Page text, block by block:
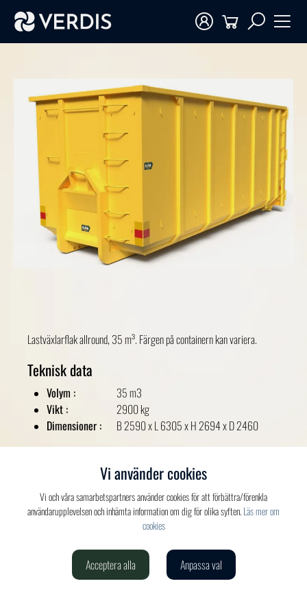
Lastväxlarflak allround, 35 m³. Färgen på containern kan variera.
Teknisk data
Volym :
35 m3
Vikt :
2900 kg
Dimensioner :
B 2590 x L 6305 x H 2694 x D 2460
020-150 520
Vi använder cookies
Vi och våra samarbetspartners använder cookies för att förbättra/förenkla
användarupplevelsen och inhämta information om dig för olika syften.Läs mer om
cookies
Acceptera alla Anpassa val